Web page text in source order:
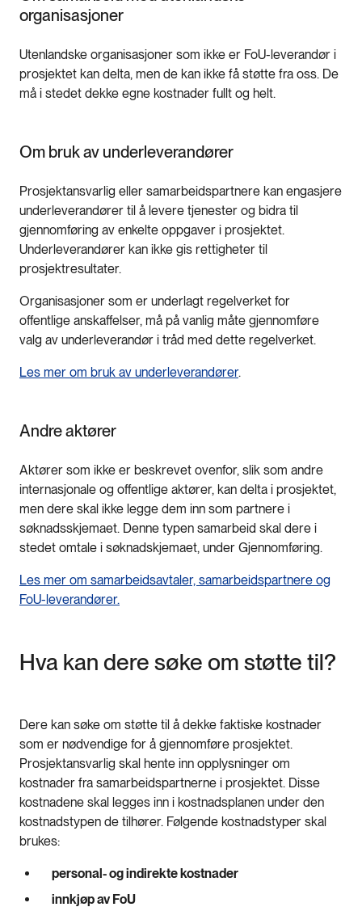
organisasjoner
Utenlandske organisasjoner som ikke er FoU-leverandør i
prosjektet kan delta, men de kan ikke få støtte fra oss. De
må i stedet dekke egne kostnader fullt og helt.
Om bruk av underleverandører
Prosjektansvarlig eller samarbeidspartnere kan engasjere
underleverandører til å levere tjenester og bidra til
gjennomføring av enkelte oppgaver i prosjektet.
Underleverandører kan ikke gis rettigheter til
prosjektresultater.
Organisasjoner som er underlagt regelverket for
offentlige anskaffelser, må på vanlig måte gjennomføre
valg av underleverandør i tråd med dette regelverket.
Les mer om bruk av underleverandører.
Andre aktører
Aktører som ikke er beskrevet ovenfor, slik som andre
internasjonale og offentlige aktører, kan delta i prosjektet,
men dere skal ikke legge dem inn som partnere i
søknadsskjemaet. Denne typen samarbeid skal dere i
stedet omtale i søknadskjemaet, under Gjennomføring.
Les mer om samarbeidsavtaler, samarbeidspartnere og
FoU-leverandører.
Hva kan dere søke om støtte til?
Dere kan søke om støtte til å dekke faktiske kostnader
som er nødvendige for å gjennomføre prosjektet.
Prosjektansvarlig skal hente inn opplysninger om
kostnader fra samarbeidspartnerne i prosjektet. Disse
kostnadene skal legges inn i kostnadsplanen under den
kostnadstypen de tilhører. Følgende kostnadstyper skal
brukes:
personal- og indirekte kostnader
innkjøp av FoU